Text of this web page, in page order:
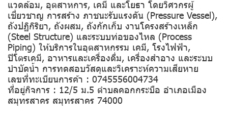
แวดล้อม, อุตสาหการ, เคมี และโยธา โดยวิศวกรผู้
เชี่ยวชาญ การสร้าง ภาชนะรับแรงดัน (Pressure Vessel),
ถังปฏิกิริยา, ถังผสม, ถังกักเก็บ งานโครงสร้างเหล็ก
(Steel Structure) และระบบท่อของไหล (Process
Piping) ให้บริการในอุตสาหกรรม เคมี, โรงไฟฟ้า,
ปิโตรเคมี, อาหารและเครื่องดื่ม, เครื่องสำอาง และระบบ
บำบัดน้ำ การทดสอบวัสดุและวิเคราะห์ความเสียหาย
เลขที่ทะเบียนการค้า : 0745556004734
ที่อยู่กิจการ : 12/5 ม.5 ตำบลคอกกระบือ อำเภอเมือง
สมุทรสาคร สมุทรสาคร 74000